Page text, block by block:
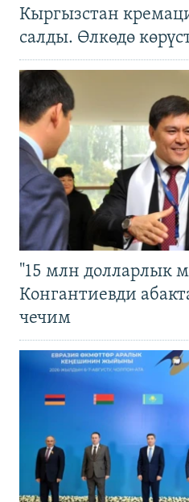
Кыргызстан
салды. Өлкөдө
"15 млн долларлык
Конгантиевди
чечим